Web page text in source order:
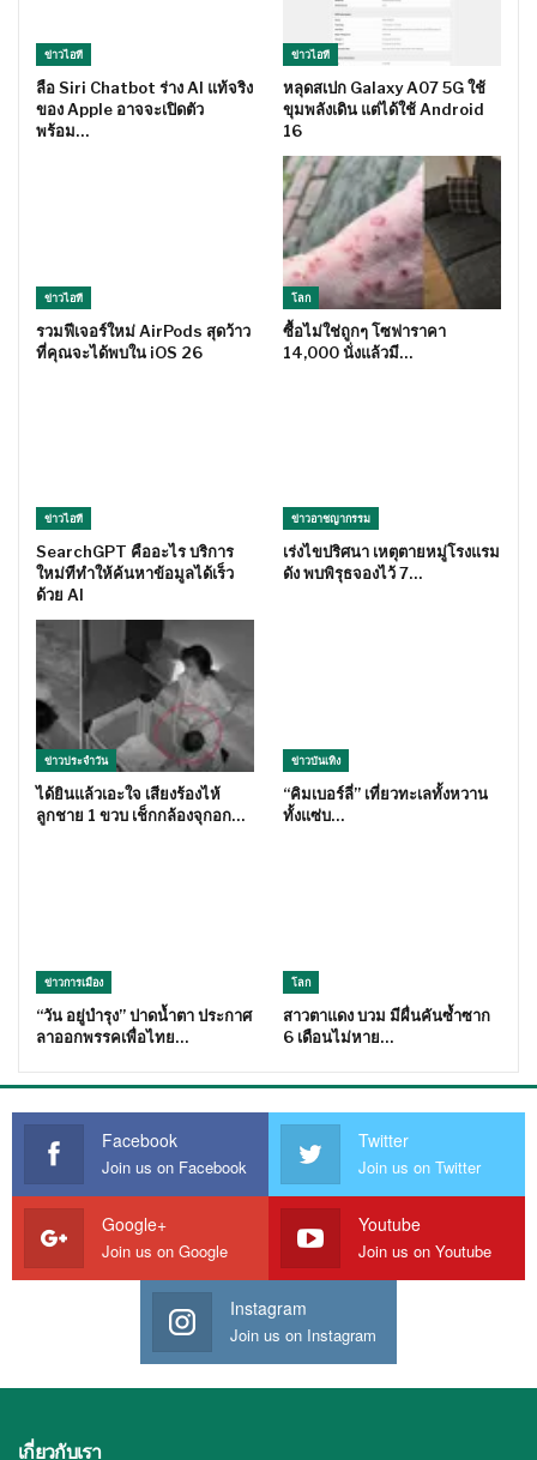
ข่าวไอที
ลือ Siri Chatbot ร่าง AI แท้จริง
ของ Apple อาจจะเปิดตัว
พร้อม…
ข่าวไอที
หลุดสเปก Galaxy A07 5G ใช้
ขุมพลังเดิน แต่ได้ใช้ Android
16
ข่าวไอที
รวมฟีเจอร์ใหม่ AirPods สุดว้าว
ที่คุณจะได้พบใน iOS 26
โลก
ซื้อไม่ใช่ถูกๆ โซฟาราคา
14,000 นั่งแล้วมี…
ข่าวไอที
SearchGPT คืออะไร บริการ
ใหม่ทีทำให้ค้นหาข้อมูลได้เร็ว
ด้วย AI
ข่าวอาชญากรรม
เร่งไขปริศนา เหตุตายหมู่โรงแรม
ดัง พบพิรุธจองไว้ 7…
ข่าวประจำวัน
ได้ยินแล้วเอะใจ เสียงร้องไห้
ลูกชาย 1 ขวบ เช็กกล้องจุกอก…
ข่าวบันเทิง
“คิมเบอร์ลี่” เที่ยวทะเลทั้งหวาน
ทั้งแซ่บ…
ข่าวการเมือง
“วัน อยู่บำรุง” ปาดน้ำตา ประกาศ
ลาออกพรรคเพื่อไทย…
โลก
สาวตาแดง บวม มีผื่นคันซ้ำซาก
6 เดือนไม่หาย…
Facebook
Join us on Facebook
Twitter
Join us on Twitter
Google+
Join us on Google
Youtube
Join us on Youtube
Instagram
Join us on Instagram
เกี่ยวกับเรา